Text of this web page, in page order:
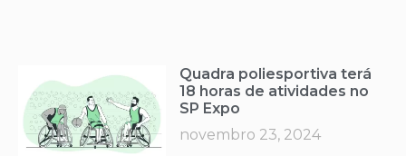
Quadra poliesportiva terá
18 horas de atividades no
SP Expo
novembro 23, 2024